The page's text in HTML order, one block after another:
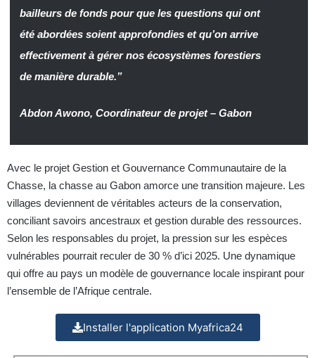
bailleurs de fonds pour que les questions qui ont
été abordées soient approfondies et qu’on arrive
effectivement à gérer nos écosystèmes forestiers
de manière durable.”
Abdon Awono, Coordinateur de projet – Gabon
Avec le projet Gestion et Gouvernance Communautaire de la
Chasse, la chasse au Gabon amorce une transition majeure. Les
villages deviennent de véritables acteurs de la conservation,
conciliant savoirs ancestraux et gestion durable des ressources.
Selon les responsables du projet, la pression sur les espèces
vulnérables pourrait reculer de 30 % d’ici 2025. Une dynamique
qui offre au pays un modèle de gouvernance locale inspirant pour
l’ensemble de l’Afrique centrale.
Installer l'application Myafrica24